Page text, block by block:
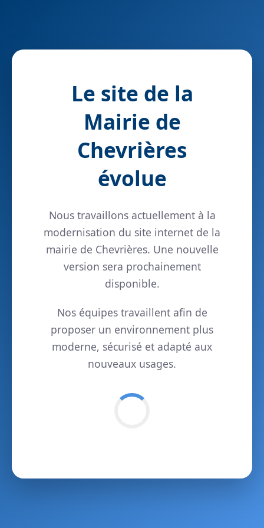
Le site de la
Mairie de
Chevrières
évolue
Nous travaillons actuellement à la
modernisation du site internet de la
mairie de Chevrières. Une nouvelle
version sera prochainement
disponible.
Nos équipes travaillent afin de
proposer un environnement plus
moderne, sécurisé et adapté aux
nouveaux usages.